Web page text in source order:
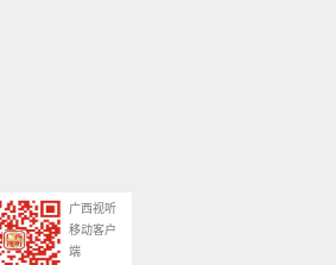
广西视听
移动客户
端